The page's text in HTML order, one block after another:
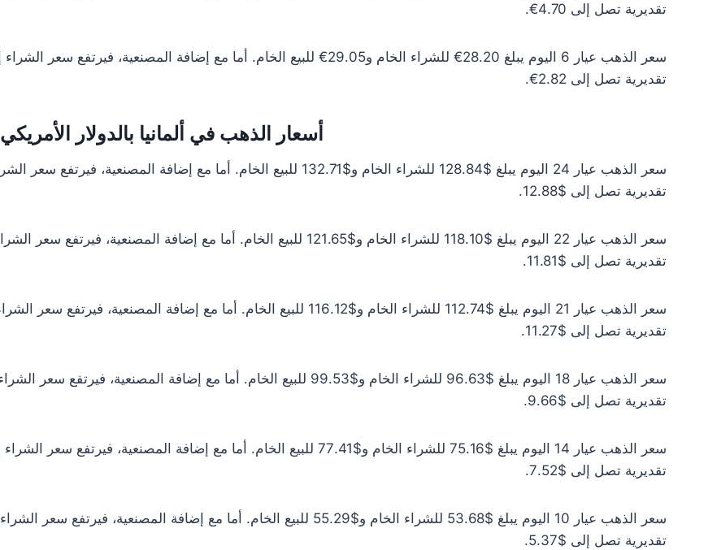
تقديرية تصل إلى 4.70€.
تقديرية تصل إلى 2.82€.
أسعار الذهب في ألمانيا بالدولار الأمريكي
تقديرية تصل إلى $12.88.
تقديرية تصل إلى $11.81.
تقديرية تصل إلى $11.27.
تقديرية تصل إلى $9.66.
تقديرية تصل إلى $7.52.
تقديرية تصل إلى $5.37.